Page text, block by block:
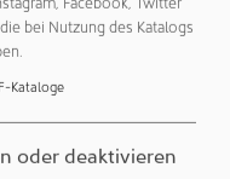
bei Nutzung des Katalogs
Kataloge
oder deaktivieren